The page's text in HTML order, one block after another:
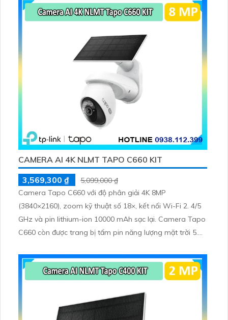
CAMERA AI 4K NLMT TAPO C660 KIT
3,569,300 ₫
5,099,000 ₫
Camera Tapo C660 với độ phân giải 4K 8MP
(3840×2160), zoom kỹ thuật số 18×, kết nối Wi-Fi 2. 4/5
GHz và pin lithium-ion 10000 mAh sạc lại. Camera Tapo
C660 còn được trang bị tấm pin năng lượng mặt trời 5.
tiện, lưu trữ thẻ microSD tối đa 512 GB